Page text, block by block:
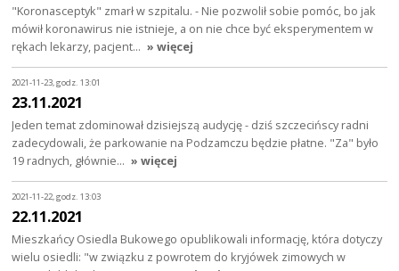
"Koronasceptyk" zmarł w szpitalu. - Nie pozwolił sobie pomóc, bo jak
mówił koronawirus nie istnieje, a on nie chce być eksperymentem w
rękach lekarzy, pacjent… » więcej
2021-11-23, godz. 13:01
23.11.2021
Jeden temat zdominował dzisiejszą audycję - dziś szczecińscy radni
zadecydowali, że parkowanie na Podzamczu będzie płatne. "Za" było
19 radnych, głównie… » więcej
2021-11-22, godz. 13:03
22.11.2021
Mieszkańcy Osiedla Bukowego opublikowali informację, która dotyczy
wielu osiedli: "w związku z powrotem do kryjówek zimowych w